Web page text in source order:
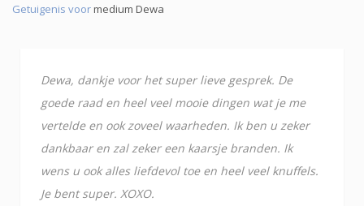
Getuigenis voormedium Dewa
Dewa, dankje voor het super lieve gesprek. De
goede raad en heel veel mooie dingen wat je me
vertelde en ook zoveel waarheden. Ik ben u zeker
dankbaar en zal zeker een kaarsje branden. Ik
wens u ook alles liefdevol toe en heel veel knuffels.
Je bent super. XOXO.